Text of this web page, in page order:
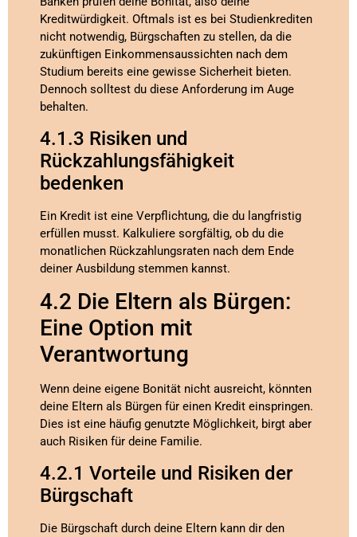
Kreditwürdigkeit. Oftmals ist es bei Studienkrediten
nicht notwendig, Bürgschaften zu stellen, da die
zukünftigen Einkommensaussichten nach dem
Studium bereits eine gewisse Sicherheit bieten.
Dennoch solltest du diese Anforderung im Auge
behalten.
4.1.3 Risiken und
Rückzahlungsfähigkeit
bedenken
Ein Kredit ist eine Verpflichtung, die du langfristig
erfüllen musst. Kalkuliere sorgfältig, ob du die
monatlichen Rückzahlungsraten nach dem Ende
deiner Ausbildung stemmen kannst.
4.2 Die Eltern als Bürgen:
Eine Option mit
Verantwortung
Wenn deine eigene Bonität nicht ausreicht, könnten
deine Eltern als Bürgen für einen Kredit einspringen.
Dies ist eine häufig genutzte Möglichkeit, birgt aber
auch Risiken für deine Familie.
4.2.1 Vorteile und Risiken der
Bürgschaft
Die Bürgschaft durch deine Eltern kann dir den